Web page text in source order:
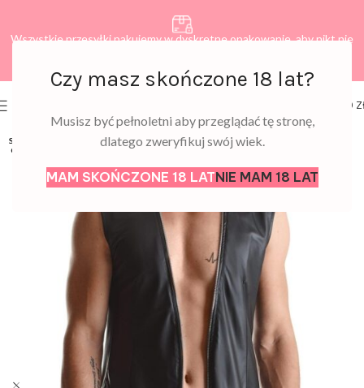
Czy masz skończone 18 lat?
Musisz być pełnoletni aby przeglądać tę stronę,
dlatego zweryfikuj swój wiek.
MAM SKOŃCZONE 18 LATNIE MAM 18 LAT
Wszystkie przesyłki pakujemy w dyskretne opakowanie, aby nikt nie
0,00
SOLD
OUT